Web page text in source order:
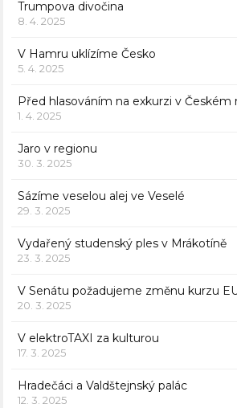
Trumpova divočina
8. 4. 2025
V Hamru uklízíme Česko
5. 4. 2025
Před hlasováním na exkurzi v Českém
1. 4. 2025
Jaro v regionu
30. 3. 2025
Sázíme veselou alej ve Veselé
29. 3. 2025
Vydařený studenský ples v Mrákotíně
23. 3. 2025
V Senátu požadujeme změnu kurzu
20. 3. 2025
V elektroTAXI za kulturou
17. 3. 2025
Hradečáci a Valdštejnský palác
12. 3. 2025